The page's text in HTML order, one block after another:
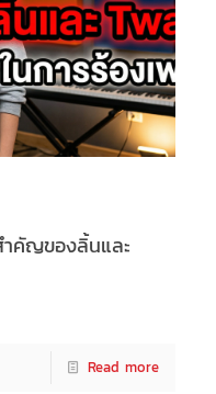
ำคัญของลิ้นและ
Read more